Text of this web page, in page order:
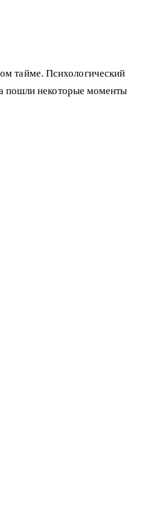
тайме. Психологический
пошли некоторые моменты